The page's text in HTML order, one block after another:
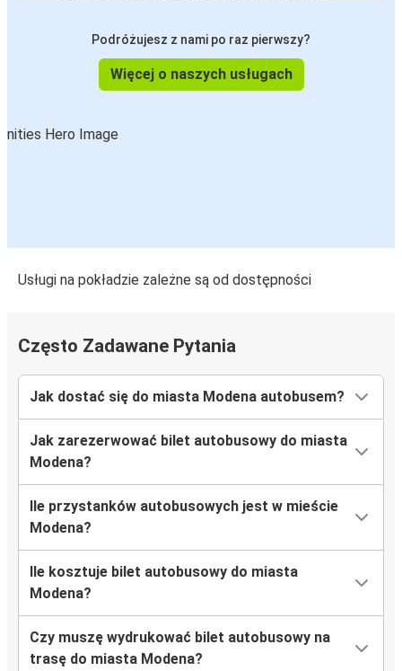
Podróżujesz z nami po raz pierwszy?
Więcej o naszych usługach
Usługi na pokładzie zależne są od dostępności
Często Zadawane Pytania
Jak dostać się do miasta Modena autobusem?
Jak zarezerwować bilet autobusowy do miasta
Modena?
Ile przystanków autobusowych jest w mieście
Modena?
Ile kosztuje bilet autobusowy do miasta
Modena?
Czy muszę wydrukować bilet autobusowy na
trasę do miasta Modena?